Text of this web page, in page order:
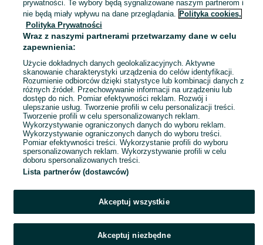
20 zł
Tarnowskie Góry
30 lipca 2026
1 2 3
prywatności. Te wybory będą sygnalizowane naszym partnerom i
nie będą miały wpływu na dane przeglądania. Polityka cookies,
Polityka Prywatności
Wraz z naszymi partnerami przetwarzamy dane w celu
zapewnienia:
Użycie dokładnych danych geolokalizacyjnych. Aktywne
skanowanie charakterystyki urządzenia do celów identyfikacji.
Rozumienie odbiorców dzięki statystyce lub kombinacji danych z
różnych źródeł. Przechowywanie informacji na urządzeniu lub
dostęp do nich. Pomiar efektywności reklam. Rozwój i
ulepszanie usług. Tworzenie profili w celu personalizacji treści.
Tworzenie profili w celu spersonalizowanych reklam.
Wykorzystywanie ograniczonych danych do wyboru reklam.
Wykorzystywanie ograniczonych danych do wyboru treści.
Pomiar efektywności treści. Wykorzystanie profili do wyboru
spersonalizowanych reklam. Wykorzystywanie profili w celu
doboru spersonalizowanych treści.
Lista partnerów (dostawców)
Akceptuj wszystkie
Akceptuj niezbędne